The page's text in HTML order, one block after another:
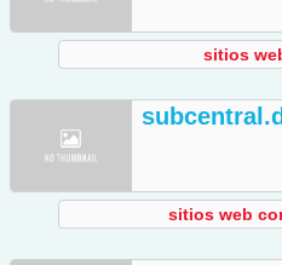
sitios
sitios web